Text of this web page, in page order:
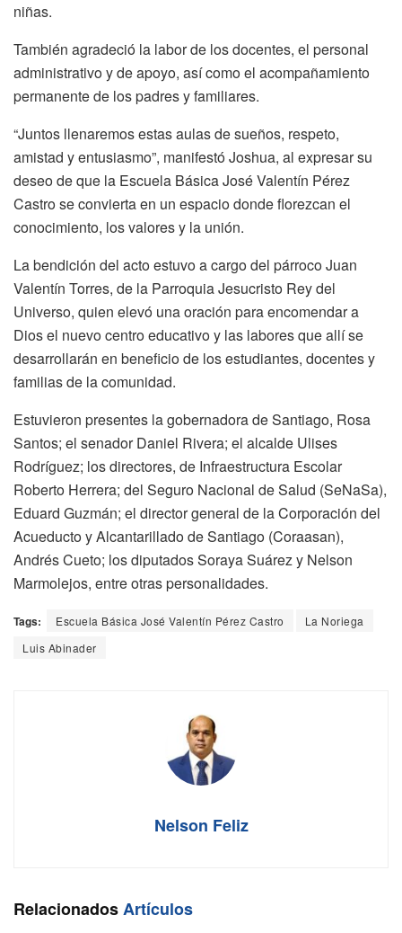
niñas.
También agradeció la labor de los docentes, el personal
administrativo y de apoyo, así como el acompañamiento
permanente de los padres y familiares.
“Juntos llenaremos estas aulas de sueños, respeto,
amistad y entusiasmo”, manifestó Joshua, al expresar su
deseo de que la Escuela Básica José Valentín Pérez
Castro se convierta en un espacio donde florezcan el
conocimiento, los valores y la unión.
La bendición del acto estuvo a cargo del párroco Juan
Valentín Torres, de la Parroquia Jesucristo Rey del
Universo, quien elevó una oración para encomendar a
Dios el nuevo centro educativo y las labores que allí se
desarrollarán en beneficio de los estudiantes, docentes y
familias de la comunidad.
Estuvieron presentes la gobernadora de Santiago, Rosa
Santos; el senador Daniel Rivera; el alcalde Ulises
Rodríguez; los directores, de Infraestructura Escolar
Roberto Herrera; del Seguro Nacional de Salud (SeNaSa),
Eduard Guzmán; el director general de la Corporación del
Acueducto y Alcantarillado de Santiago (Coraasan),
Andrés Cueto; los diputados Soraya Suárez y Nelson
Marmolejos, entre otras personalidades.
Tags: Escuela Básica José Valentín Pérez Castro
La Noriega
Luis Abinader
Nelson Feliz
RelacionadosArtículos